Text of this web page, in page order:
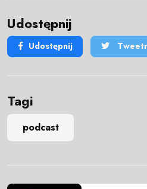
Udostępnij
Udostępnij
Tagi
podcast